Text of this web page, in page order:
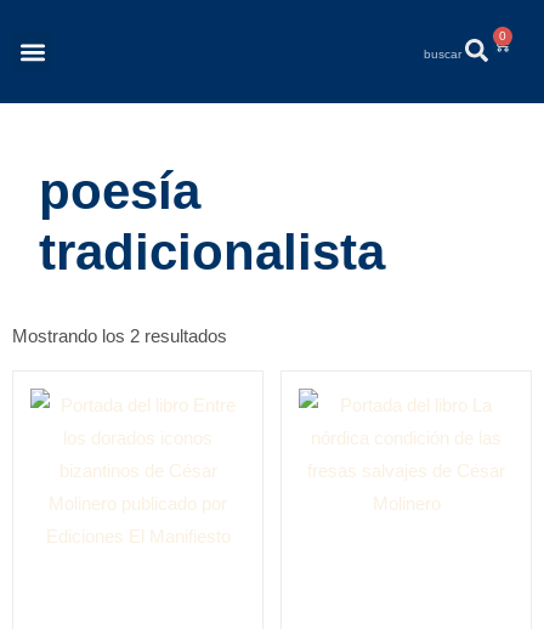
0
poesía
tradicionalista
Mostrando los 2 resultados